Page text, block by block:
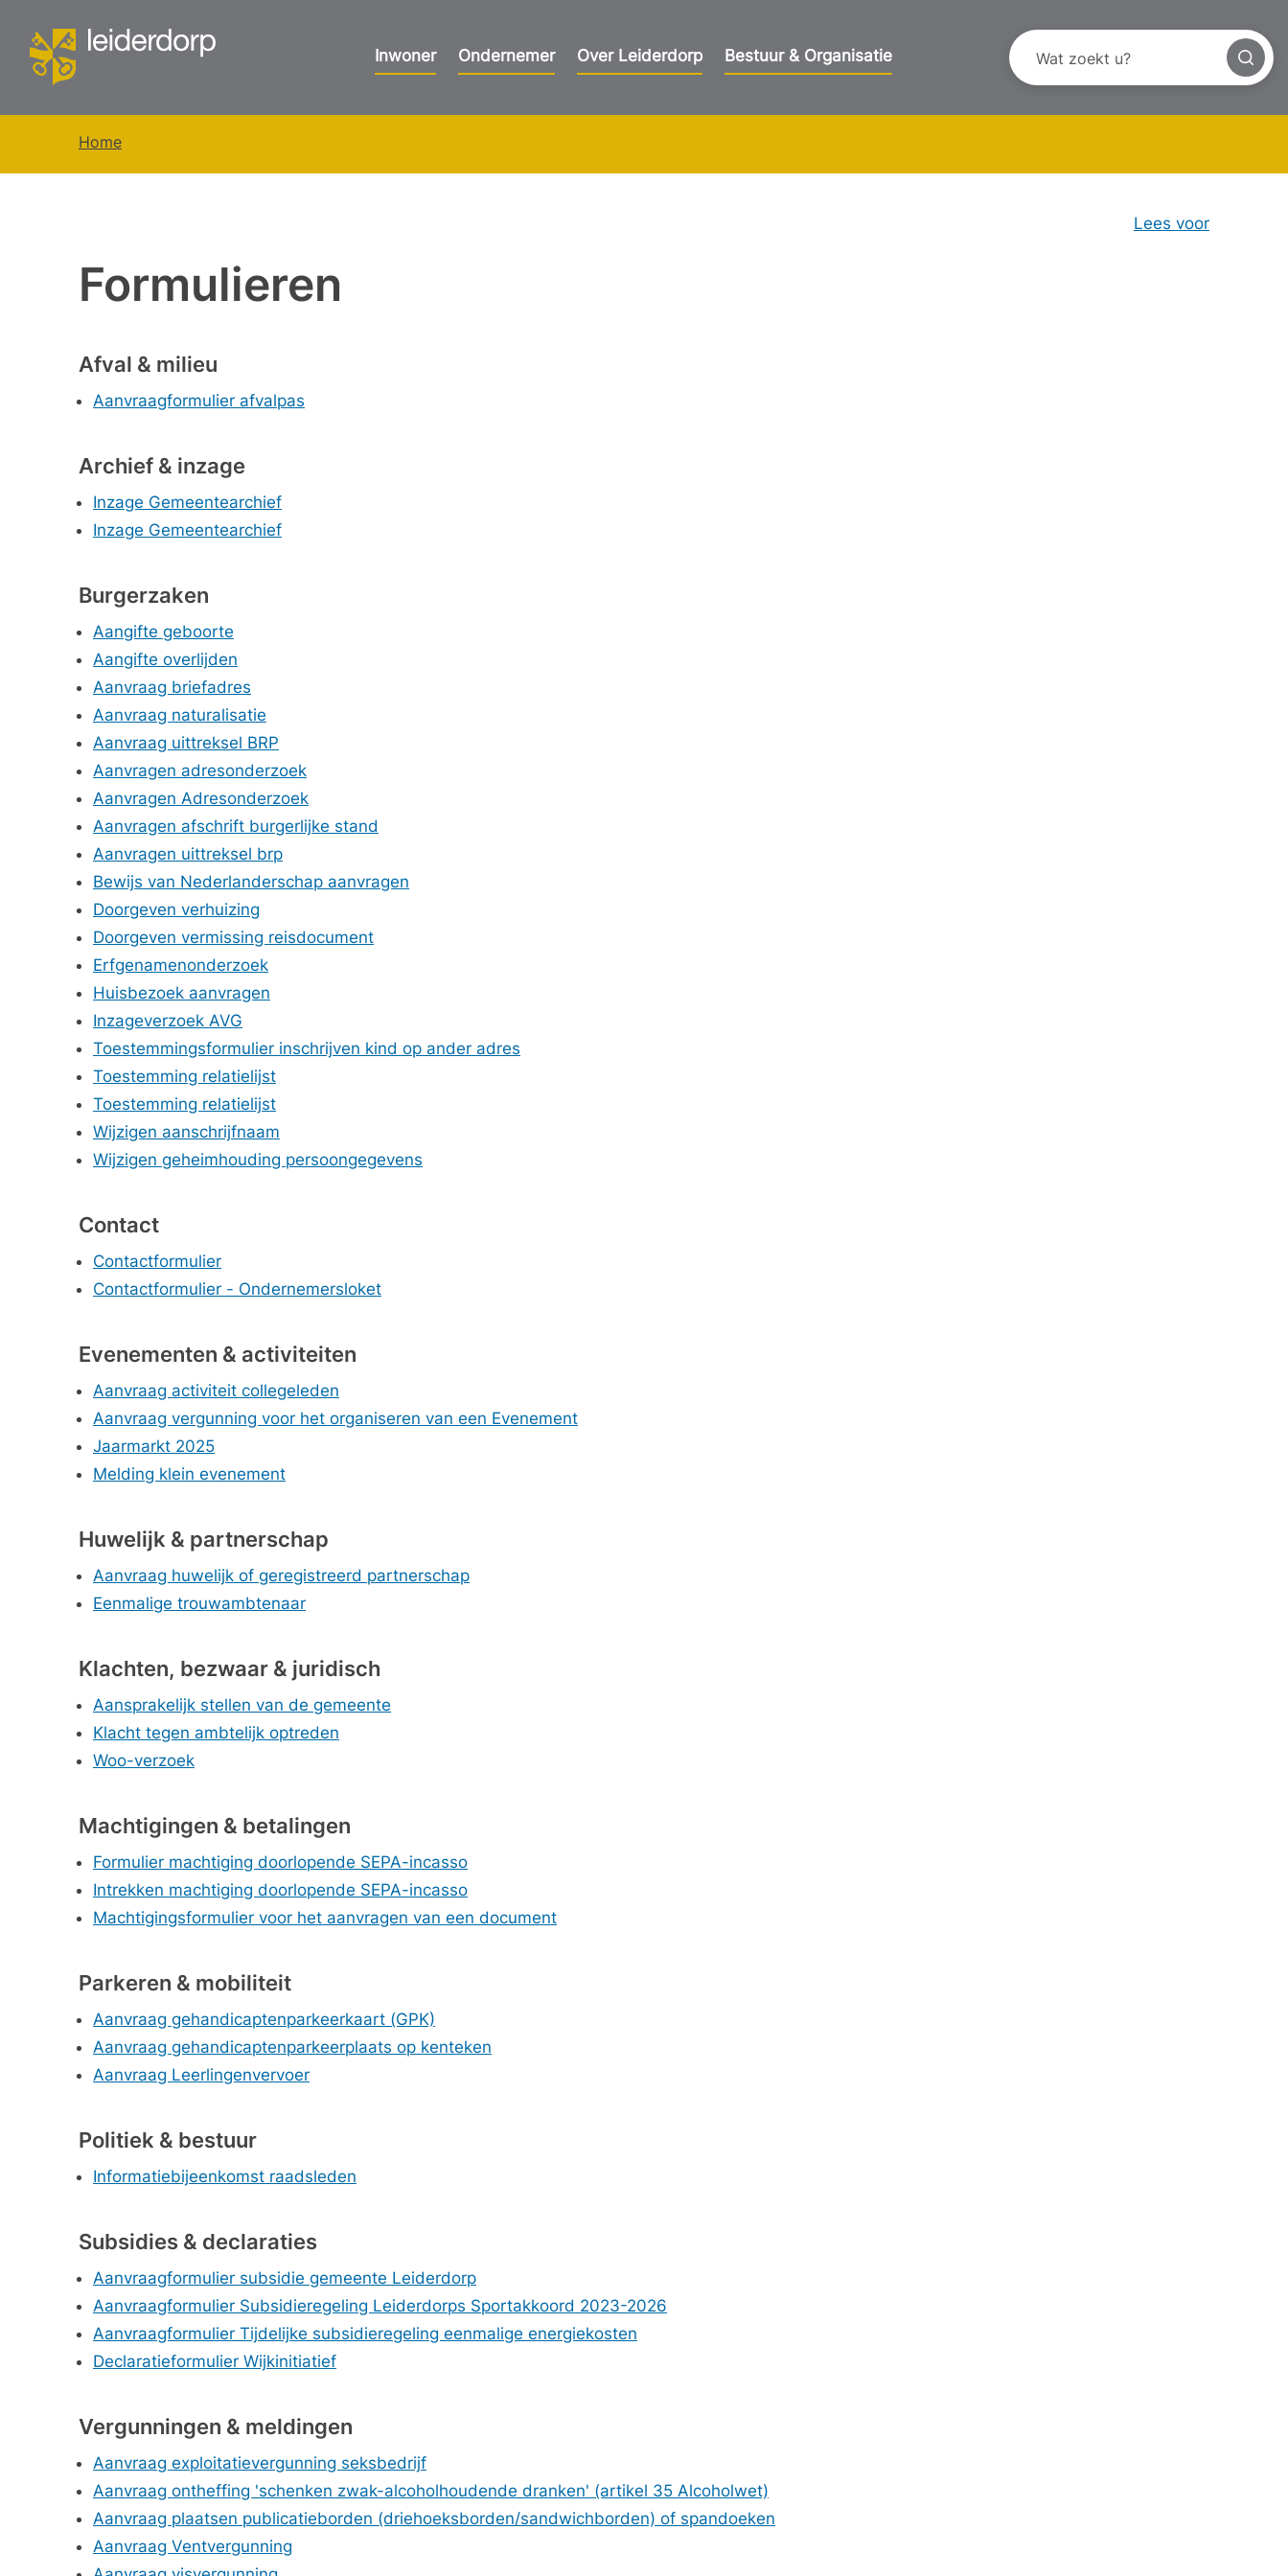
Inwoner Ondernemer Over Leiderdorp Bestuur & Organisatie
Home
Lees voor
Formulieren
Afval & milieu
Aanvraagformulier afvalpas
Archief & inzage
Inzage Gemeentearchief
Inzage Gemeentearchief
Burgerzaken
Aangifte geboorte
Aangifte overlijden
Aanvraag briefadres
Aanvraag naturalisatie
Aanvraag uittreksel BRP
Aanvragen adresonderzoek
Aanvragen Adresonderzoek
Aanvragen afschrift burgerlijke stand
Aanvragen uittreksel brp
Bewijs van Nederlanderschap aanvragen
Doorgeven verhuizing
Doorgeven vermissing reisdocument
Erfgenamenonderzoek
Huisbezoek aanvragen
Inzageverzoek AVG
Toestemmingsformulier inschrijven kind op ander adres
Toestemming relatielijst
Toestemming relatielijst
Wijzigen aanschrijfnaam
Wijzigen geheimhouding persoongegevens
Contact
Contactformulier
Contactformulier - Ondernemersloket
Evenementen & activiteiten
Aanvraag activiteit collegeleden
Aanvraag vergunning voor het organiseren van een Evenement
Jaarmarkt 2025
Melding klein evenement
Huwelijk & partnerschap
Aanvraag huwelijk of geregistreerd partnerschap
Eenmalige trouwambtenaar
Klachten, bezwaar & juridisch
Aansprakelijk stellen van de gemeente
Klacht tegen ambtelijk optreden
Woo-verzoek
Machtigingen & betalingen
Formulier machtiging doorlopende SEPA-incasso
Intrekken machtiging doorlopende SEPA-incasso
Machtigingsformulier voor het aanvragen van een document
Parkeren & mobiliteit
Aanvraag gehandicaptenparkeerkaart (GPK)
Aanvraag gehandicaptenparkeerplaats op kenteken
Aanvraag Leerlingenvervoer
Politiek & bestuur
Informatiebijeenkomst raadsleden
Subsidies & declaraties
Aanvraagformulier subsidie gemeente Leiderdorp
Aanvraagformulier Subsidieregeling Leiderdorps Sportakkoord 2023-2026
Aanvraagformulier Tijdelijke subsidieregeling eenmalige energiekosten
Declaratieformulier Wijkinitiatief
Vergunningen & meldingen
Aanvraag exploitatievergunning seksbedrijf
Aanvraag ontheffing 'schenken zwak-alcoholhoudende dranken' (artikel 35 Alcoholwet)
Aanvraag plaatsen publicatieborden (driehoeksborden/sandwichborden) of spandoeken
Aanvraag Ventvergunning